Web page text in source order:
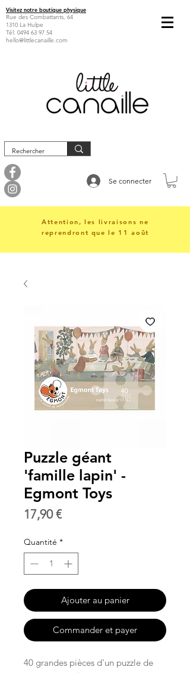
Visitez notre boutique physique
Rue des Combattants, 64
1310 La Hulpe
Tél: 0494 63 97 54
hello@littlecanaille.com
Se connecter
Attention, les livraisons ne
reprendront que le 11 août
Puzzle géant
'famille lapin' -
Egmont Toys
17,90 €Prix
Quantité *
Ajouter au panier
Commander et payer
40 grandes pièces d'un puzzle de